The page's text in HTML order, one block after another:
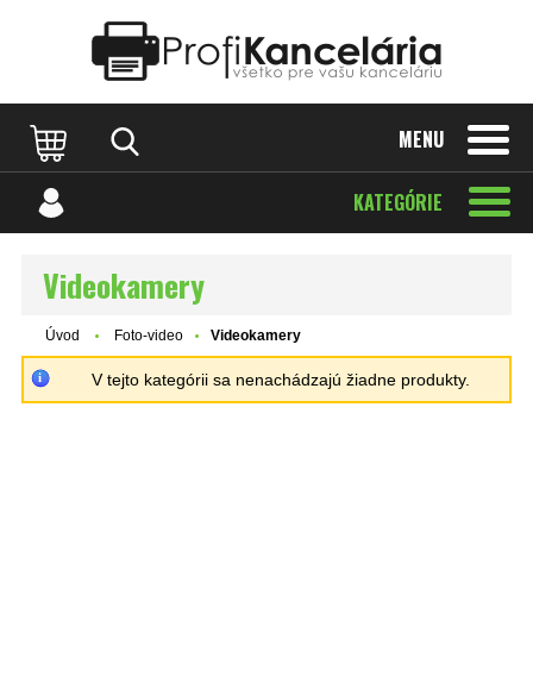
MENU
KATEGÓRIE
Videokamery
Úvod Foto-video Videokamery
V tejto kategórii sa nenachádzajú žiadne produkty.
Katalóg internetových stránok Designed by Rawpixel.com